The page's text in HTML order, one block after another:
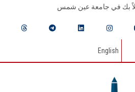
بك في جامعة عين شمس
English